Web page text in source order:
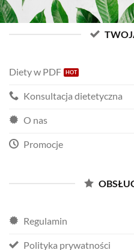
Diety w PDF
Konsultacja dietetyczna
O nas
Promocje
Regulamin
Polityka prywatności